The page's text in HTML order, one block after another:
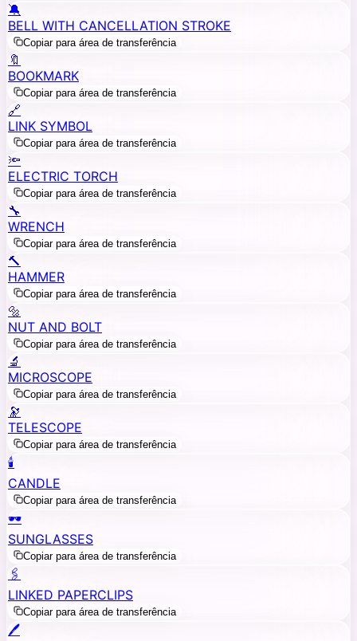
🔕
BELL WITH CANCELLATION STROKE
Copiar para área de transferência
🔖
BOOKMARK
Copiar para área de transferência
🔗
LINK SYMBOL
Copiar para área de transferência
🔦
ELECTRIC TORCH
Copiar para área de transferência
🔧
WRENCH
Copiar para área de transferência
🔨
HAMMER
Copiar para área de transferência
🔩
NUT AND BOLT
Copiar para área de transferência
🔬
MICROSCOPE
Copiar para área de transferência
🔭
TELESCOPE
Copiar para área de transferência
🕯️
CANDLE
Copiar para área de transferência
🕶️
SUNGLASSES
Copiar para área de transferência
🖇️
LINKED PAPERCLIPS
Copiar para área de transferência
🖊️